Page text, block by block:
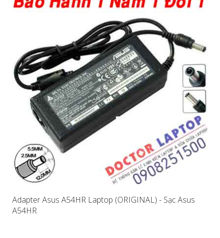
Adapter Asus A54HR Laptop (ORIGINAL) - Sạc Asus
A54HR